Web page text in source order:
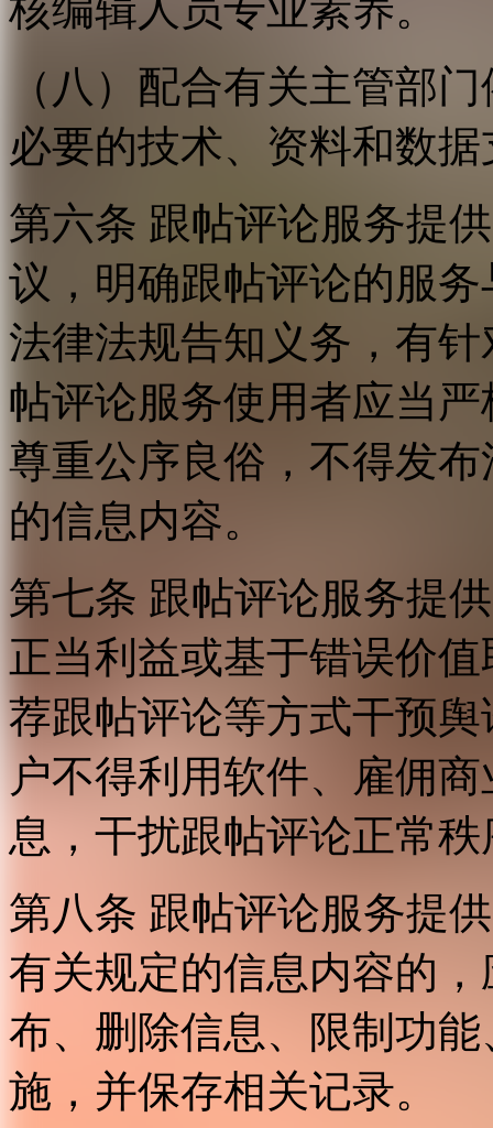
（八）配合有关主管部
必要的技术、资料和数
第六条 跟帖评论服务提
议，明确跟帖评论的服
法律法规告知义务，有
帖评论服务使用者应当
尊重公序良俗，不得发
的信息内容。
第七条 跟帖评论服务提
正当利益或基于错误价
荐跟帖评论等方式干预
户不得利用软件、雇佣
息，干扰跟帖评论正常
第八条 跟帖评论服务提
有关规定的信息内容的
布、删除信息、限制功
施，并保存相关记录。